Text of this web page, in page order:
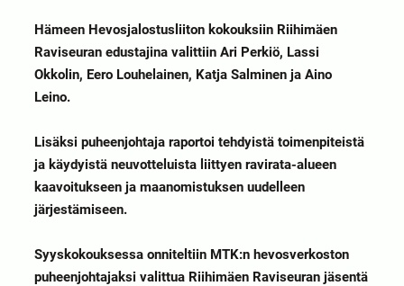
Hämeen Hevosjalostusliiton kokouksiin Riihimäen
Raviseuran edustajina valittiin Ari Perkiö, Lassi
Okkolin, Eero Louhelainen, Katja Salminen ja Aino
Leino.
Lisäksi puheenjohtaja raportoi tehdyistä toimenpiteistä
ja käydyistä neuvotteluista liittyen ravirata-alueen
kaavoitukseen ja maanomistuksen uudelleen
järjestämiseen.
Syyskokouksessa onniteltiin MTK:n hevosverkoston
puheenjohtajaksi valittua Riihimäen Raviseuran jäsentä